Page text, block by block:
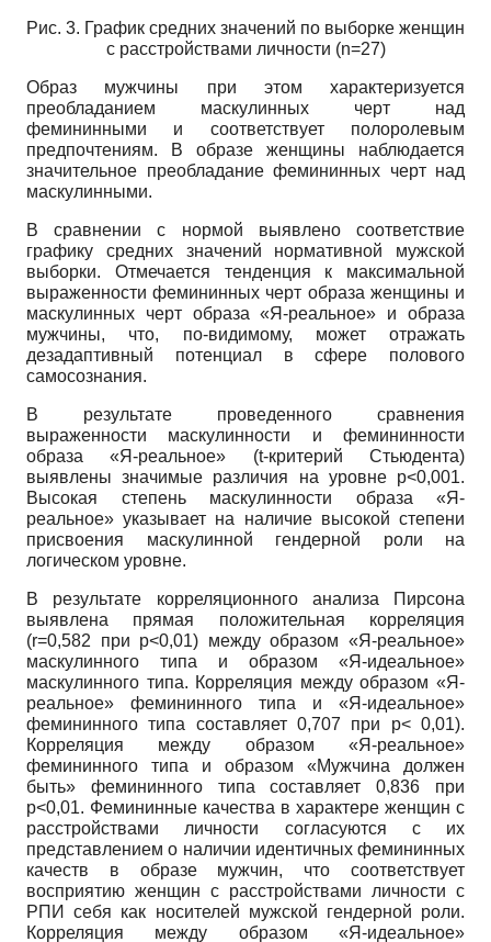
Рис. 3. График средних значений по выборке женщин
с расстройствами личности (n=27)
Образ мужчины при этом характеризуется
преобладанием маскулинных черт над
фемининными и соответствует полоролевым
предпочтениям. В образе женщины наблюдается
значительное преобладание фемининных черт над
маскулинными.
В сравнении с нормой выявлено соответствие
графику средних значений нормативной мужской
выборки. Отмечается тенденция к максимальной
выраженности фемининных черт образа женщины и
маскулинных черт образа «Я-реальное» и образа
мужчины, что, по-видимому, может отражать
дезадаптивный потенциал в сфере полового
самосознания.
В результате проведенного сравнения
выраженности маскулинности и фемининности
образа «Я-реальное» (t-критерий Стьюдента)
выявлены значимые различия на уровне р<0,001.
Высокая степень маскулинности образа «Я-
реальное» указывает на наличие высокой степени
присвоения маскулинной гендерной роли на
логическом уровне.
В результате корреляционного анализа Пирсона
выявлена прямая положительная корреляция
(r=0,582 при p<0,01) между образом «Я-реальное»
маскулинного типа и образом «Я-идеальное»
маскулинного типа. Корреляция между образом «Я-
реальное» фемининного типа и «Я-идеальное»
фемининного типа составляет 0,707 при p< 0,01).
Корреляция между образом «Я-реальное»
фемининного типа и образом «Мужчина должен
быть» фемининного типа составляет 0,836 при
p<0,01. Фемининные качества в характере женщин с
расстройствами личности согласуются с их
представлением о наличии идентичных фемининных
качеств в образе мужчин, что соответствует
восприятию женщин с расстройствами личности с
РПИ себя как носителей мужской гендерной роли.
Корреляция между образом «Я-идеальное»